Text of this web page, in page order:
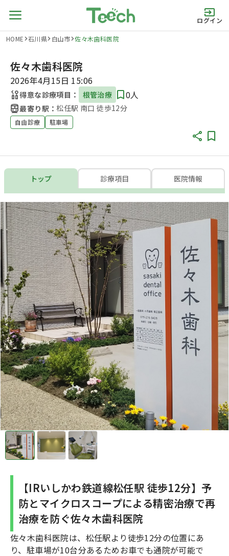
ログイン
HOME 石川県 白山市 佐々木歯科医院
佐々木歯科医院
2026年4月15日 15:06
得意な診療項目： 根管治療 0人
最寄り駅：松任駅 南口 徒歩12分
自由診療 駐車場
トップ 診療項目 医院情報
【IRいしかわ鉄道線松任駅 徒歩12分】予
防とマイクロスコープによる精密治療で再
治療を防ぐ佐々木歯科医院
佐々木歯科医院は、松任駅より徒歩12分の位置にあ
り、駐車場が10台分あるためお車でも通院が可能で